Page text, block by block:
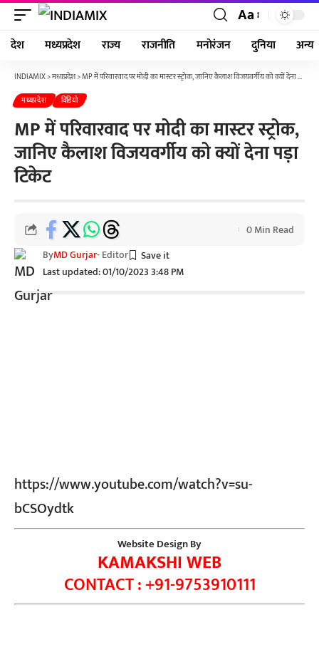
Aa
देश मध्यप्रदेश राज्य राजनीति मनोरंजन दुनिया अन्य
INDIAMIX>मध्यप्रदेश>MP में परिवारवाद पर मोदी का मास्टर स्ट्रोक, जानिए कैलाश विजयवर्गीय को क्यों देना पड़ा टिकेट
मध्यप्रदेश विडियो
MP में परिवारवाद पर मोदी का मास्टर स्ट्रोक,
जानिए कैलाश विजयवर्गीय को क्यों देना पड़ा
टिकेट
Last updated: 01/10/2023 3:48 PM
ByMD Gurjar- Editor
0 Min Read
https://www.youtube.com/watch?v=su-
bCSOydtk
Website Design By
KAMAKSHI WEB
CONTACT : +91-9753910111